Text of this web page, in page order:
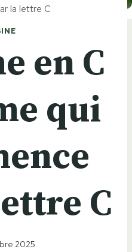
la lettre C
en C
qui
C
2025